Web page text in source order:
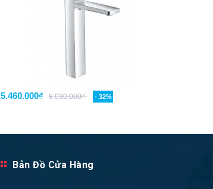
5.460.000₫ 8.030.000₫ - 32%
Bản Đồ Cửa Hàng